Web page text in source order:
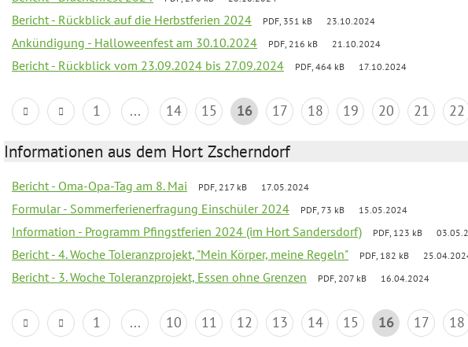
Bericht - Rückblick auf die Herbstferien 2024 PDF, 351 kB 23.10.2024
Ankündigung - Halloweenfest am 30.10.2024 PDF, 216 kB 21.10.2024
Bericht - Rückblick vom 23.09.2024 bis 27.09.2024 PDF, 464 kB 17.10.2024
1 ... 14 15 16 17 18 19 20 21 22
Informationen aus dem Hort Zscherndorf
Bericht - Oma-Opa-Tag am 8. Mai PDF, 217 kB 17.05.2024
Formular - Sommerferienerfragung Einschüler 2024 PDF, 73 kB 15.05.2024
Information - Programm Pfingstferien 2024 (im Hort Sandersdorf) PDF, 123 kB
Bericht - 4. Woche Toleranzprojekt, "Mein Körper, meine Regeln" PDF, 182 kB
Bericht - 3. Woche Toleranzprojekt, Essen ohne Grenzen PDF, 207 kB 16.04.2024
1 ... 10 11 12 13 14 15 16 17 18